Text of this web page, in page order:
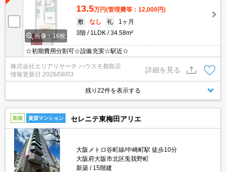
画像：16枚
13.5万円(管理費等：12,000円)
敷
なし 礼
1ヶ月
3階
1LDK 34.58m²
☆初期費用分割可☆設備充実☆駅近☆
株式会社エリアリサーチ ハウスモ都島店
情報更新日 2026/08/03
詳細を見る
残り22件を表示する
新築 賃貸マンション セレニテ東梅田アリエ
大阪メトロ谷町線/中崎町駅 徒歩10分
大阪府大阪市北区兎我野町
新築
15階建